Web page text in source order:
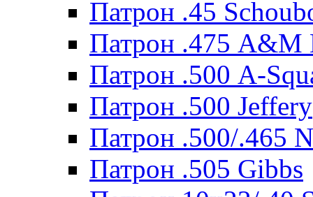
Патрон .45
Патрон .475 A&M
Патрон .500 A-
Патрон .500 Jeffery
Патрон .500/.465
Патрон .505 Gibbs